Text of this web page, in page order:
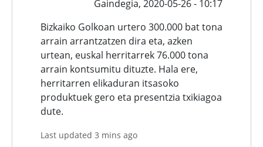
Gaindegia, 2020-05-26 - 10:17
Bizkaiko Golkoan urtero 300.000 bat tona
arrain arrantzatzen dira eta, azken
urtean, euskal herritarrek 76.000 tona
arrain kontsumitu dituzte. Hala ere,
herritarren elikaduran itsasoko
produktuek gero eta presentzia txikiagoa
dute.
Last updated 3 mins ago